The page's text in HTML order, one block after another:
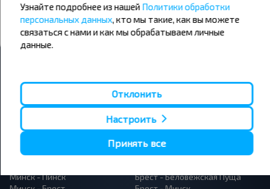
Подписаться
Популярные автобусные
направления
Минск - Несвиж
Минск - Пинск
Минск - Барановичи
Гомель - Минск
Брест - Беловежская Пуща
Узнайте подробнее из нашей Политики обработки
персональных данных, кто мы такие, как вы можете
связаться с нами и как мы обрабатываем личные
данные.
Отклонить
Настроить
Принять все